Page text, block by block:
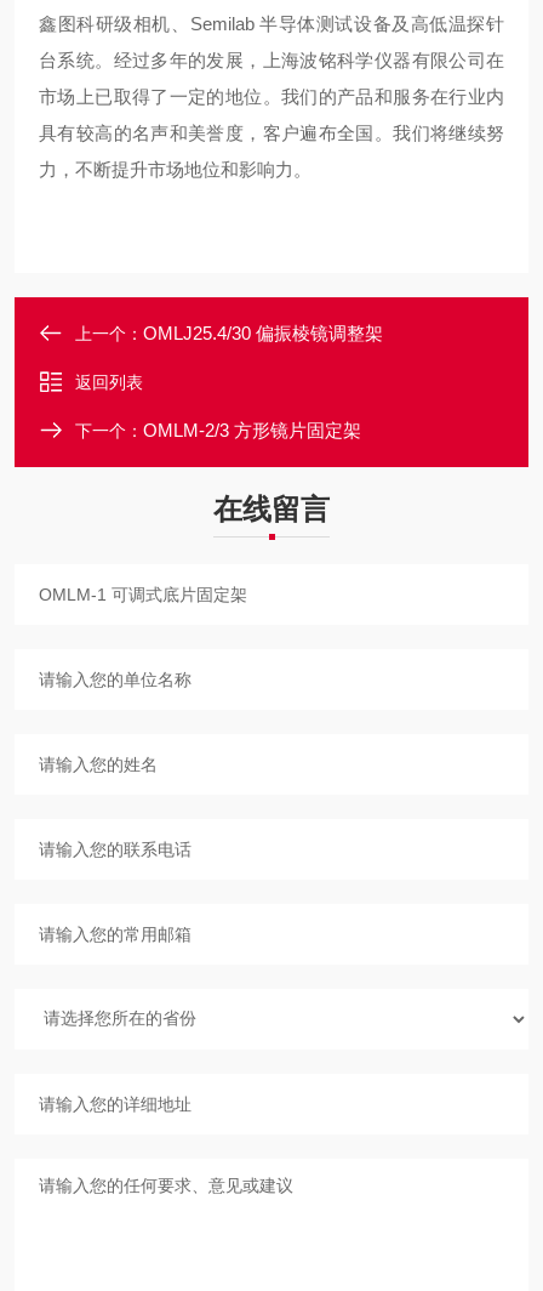
鑫图科研级相机、Semilab 半导体测试设备及高低温探针
台系统。经过多年的发展，上海波铭科学仪器有限公司在
市场上已取得了一定的地位。我们的产品和服务在行业内
具有较高的名声和美誉度，客户遍布全国。我们将继续努
力，不断提升市场地位和影响力。
上一个： OMLJ25.4/30 偏振棱镜调整架
返回列表
下一个： OMLM-2/3 方形镜片固定架
在线留言